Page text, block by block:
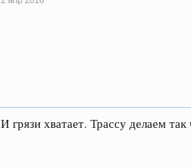
И грязи хватает. Трассу делаем